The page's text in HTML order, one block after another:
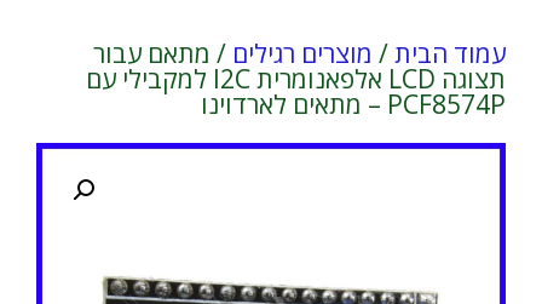
עמוד הבית/ מוצרים רגילים / מתאם עבור
תצוגה LCD אלפאנומרית I2C למקבילי עם
PCF8574P – מתאים לארדוינו